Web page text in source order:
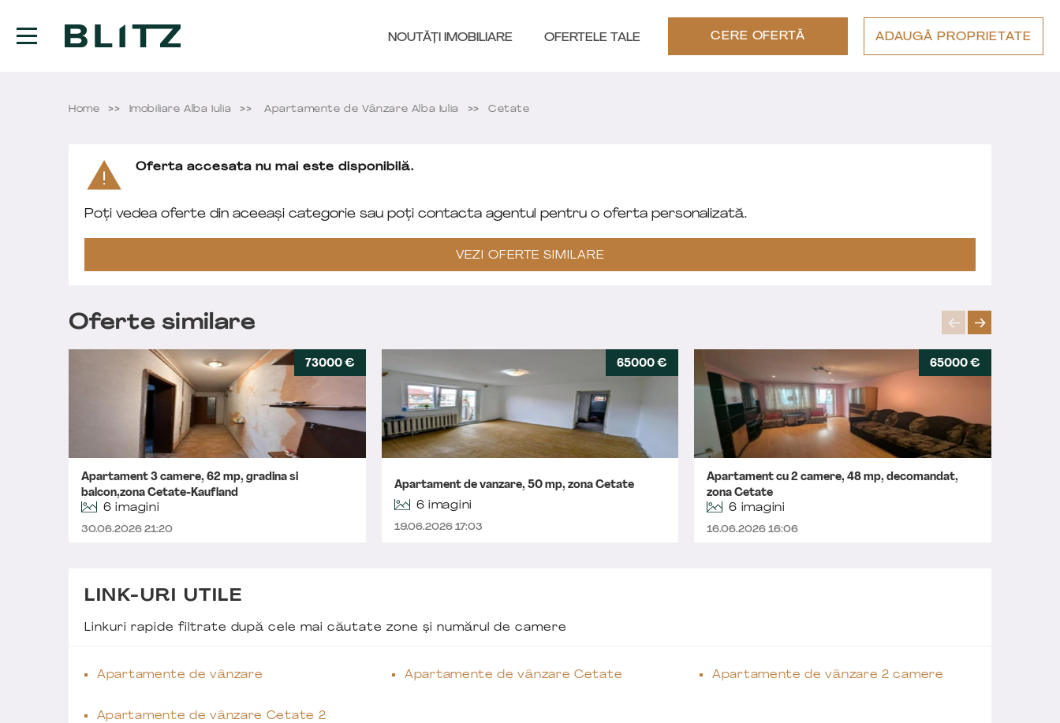
NOUTĂȚI IMOBILIARE OFERTELE TALE CERE OFERTĂ ADAUGĂ PROPRIETATE
Home Imobiliare Alba Iulia Apartamente de Vânzare Alba Iulia Cetate
Oferta accesata nu mai este disponibilă.
Poți vedea oferte din aceeași categorie sau poți contacta agentul pentru o oferta personalizată.
VEZI OFERTE SIMILARE
Oferte similare
73000 €
Apartament 3 camere, 62 mp, gradina si
balcon,zona Cetate-Kaufland
6 imagini
30.06.2026 21:20
65000 €
Apartament de vanzare, 50 mp, zona Cetate
6 imagini
19.06.2026 17:03
65000 €
Apartament cu 2 camere, 48 mp, decomandat,
zona Cetate
6 imagini
16.06.2026 16:06
LINK-URI UTILE
Linkuri rapide filtrate după cele mai căutate zone și numărul de camere
Apartamente de vânzare Apartamente de vânzare Cetate Apartamente de vânzare 2 camere
Apartamente de vânzare Cetate 2